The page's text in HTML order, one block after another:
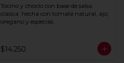
Tocino y choclo con base de salsa
clasica  hecha con tomate natural, ajo,
oregano y especias.
$14.250